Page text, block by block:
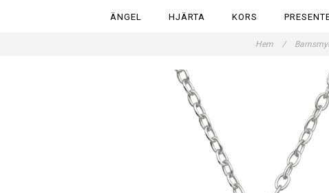
ÄNGEL HJÄRTA KORS
Hem /